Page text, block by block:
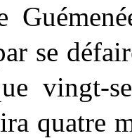
se
vingt-
quatre